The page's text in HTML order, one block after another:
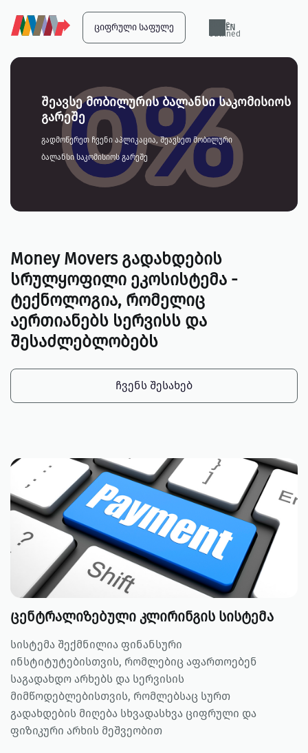
ᲪᲘᲤᲠᲣᲚᲘ ᲡᲐᲤᲣᲚᲔ
globe-
outlined
EN
შეავსე მობილურის ბალანსი საკომისიოს
გარეშე
გადმოწერეთ ჩვენი აპლიკაცია, შეავსეთ მობილური
ბალანსი საკომისიოს გარეშე
Money Movers გადახდების
სრულყოფილი ეკოსისტემა -
ტექნოლოგია, რომელიც
აერთიანებს სერვისს და
შესაძლებლობებს
ᲩᲕᲔᲜᲡ ᲨᲔᲡᲐᲮᲔᲑ
ცენტრალიზებული კლირინგის სისტემა
სისტემა შექმნილია ფინანსური
ინსტიტუტებისთვის, რომლებიც აფართოებენ
საგადახდო არხებს და სერვისის
მიმწოდებლებისთვის, რომლებსაც სურთ
გადახდების მიღება სხვადასხვა ციფრული და
ფიზიკური არხის მეშვეობით